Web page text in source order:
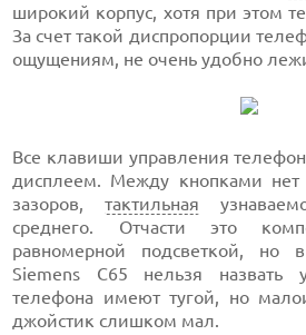
широкий корпус, хотя при этом
За счет такой диспропорции
ощущениям, не очень удобно
Все клавиши управления
дисплеем. Между кнопками
зазоров,тактильная
среднего. Отчасти это
равномерной подсветкой, но
Siemens С65 нельзя назвать
телефона имеют тугой, но
джойстик слишком мал.